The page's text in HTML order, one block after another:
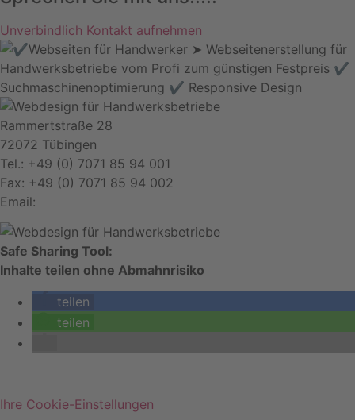
Unverbindlich Kontakt aufnehmen
Rammertstraße 28
72072 Tübingen
Tel.: +49 (0) 7071 85 94 001
Fax: +49 (0) 7071 85 94 002
Email:
Safe Sharing Tool:
Inhalte teilen ohne Abmahnrisiko
teilen
teilen
Ihre Cookie-Einstellungen